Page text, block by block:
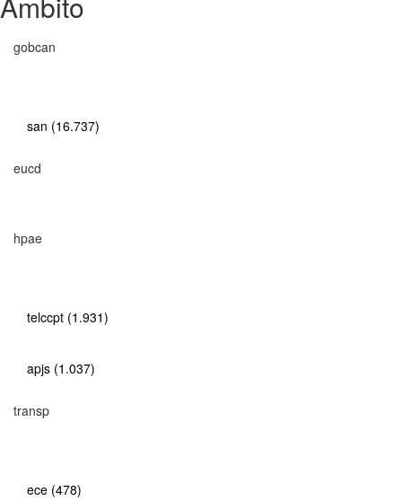
gobcan
san (16.737)
eucd
hpae
telccpt (1.931)
apjs (1.037)
transp
ece (478)